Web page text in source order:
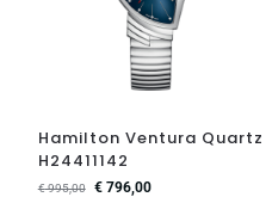
Hamilton Ventura Quartz
H24411142
€995,00 €796,00